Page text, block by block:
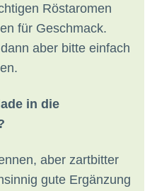
Röstaromen
für Geschmack.
aber bitte einfach
in die
aber zartbitter
gute Ergänzung